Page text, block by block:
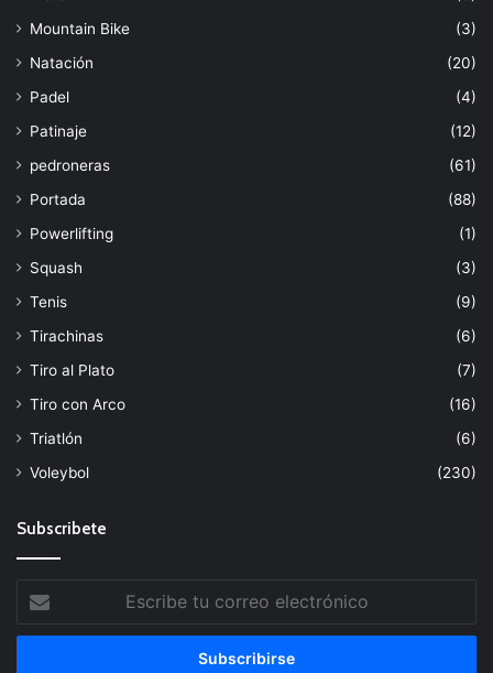
Mountain Bike
(3)
Natación
(20)
Padel
(4)
Patinaje
(12)
pedroneras
(61)
Portada
(88)
Powerlifting
(1)
Squash
(3)
Tenis
(9)
Tirachinas
(6)
Tiro al Plato
(7)
Tiro con Arco
(16)
Triatlón
(6)
Voleybol
(230)
Subscribete
tu
correo